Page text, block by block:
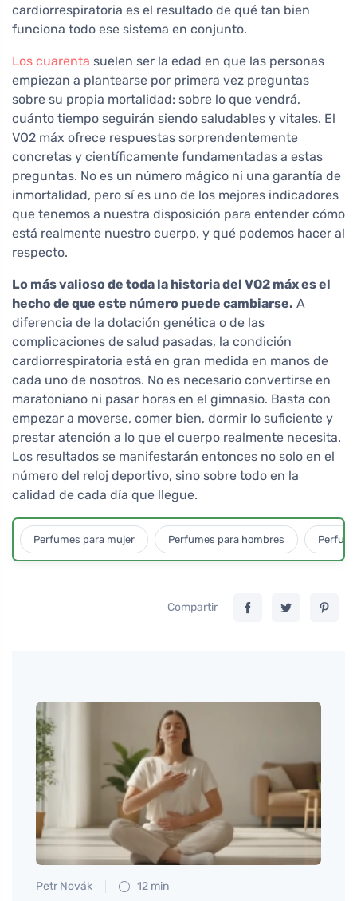
cardiorrespiratoria es el resultado de qué tan bien
funciona todo ese sistema en conjunto.
Los cuarenta suelen ser la edad en que las personas
empiezan a plantearse por primera vez preguntas
sobre su propia mortalidad: sobre lo que vendrá,
cuánto tiempo seguirán siendo saludables y vitales. El
VO2 máx ofrece respuestas sorprendentemente
concretas y científicamente fundamentadas a estas
preguntas. No es un número mágico ni una garantía de
inmortalidad, pero sí es uno de los mejores indicadores
que tenemos a nuestra disposición para entender cómo
está realmente nuestro cuerpo, y qué podemos hacer al
respecto.
Lo más valioso de toda la historia del VO2 máx es el
hecho de que este número puede cambiarse. A
diferencia de la dotación genética o de las
complicaciones de salud pasadas, la condición
cardiorrespiratoria está en gran medida en manos de
cada uno de nosotros. No es necesario convertirse en
maratoniano ni pasar horas en el gimnasio. Basta con
empezar a moverse, comer bien, dormir lo suficiente y
prestar atención a lo que el cuerpo realmente necesita.
Los resultados se manifestarán entonces no solo en el
número del reloj deportivo, sino sobre todo en la
calidad de cada día que llegue.
Perfumes para mujer Perfumes para hombres
Compartir
Petr Novák 12 min